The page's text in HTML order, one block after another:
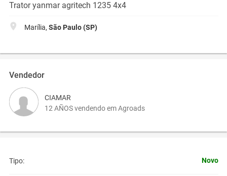
Trator yanmar agritech 1235 4x4
Marília, São Paulo (SP)
Vendedor
CIAMAR
12 AÑOS vendendo em Agroads
Tipo: Novo